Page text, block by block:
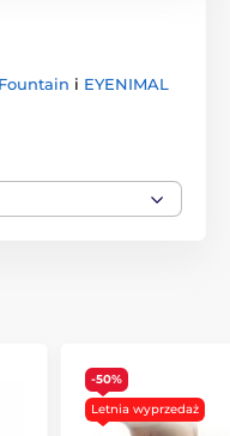
i EYENIMAL
filtra
-50%
Letnia wyprzedaż